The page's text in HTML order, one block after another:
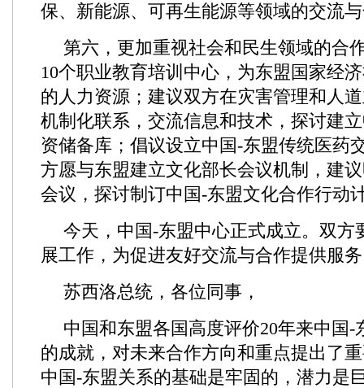
保、新能源、可再生能源等领域的交流
第六，更加重视社会和民生领域的合
10个职业教育培训中心，为东盟国家经
的人力资源；建议双方在灾害管理和人
机制化联系，交流信息和技术，探讨建
资储备库；倡议设立中国-东盟传统医药
方愿与东盟建立文化部长会议机制，建
会议，探讨制订中国-东盟文化合作行动
今天，中国-东盟中心正式成立。双方
展工作，为促进友好交流与合作提供服
苏西洛总统，各位同事，
中国和东盟各国高度评价20年来中国-
的成就，对未来合作方向和重点提出了
中国-东盟关系的基础是牢固的，潜力是